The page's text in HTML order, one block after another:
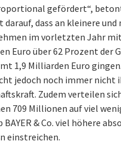
gefördert“,
darauf, dass an kleinere
im vorletzten Jahr
Euro über 62 Prozent der
1,9 Milliarden Euro
jedoch noch immer nicht
Zudem verteilen
709 Millionen auf viel
BAYER & Co. viel höhere
einstreichen.